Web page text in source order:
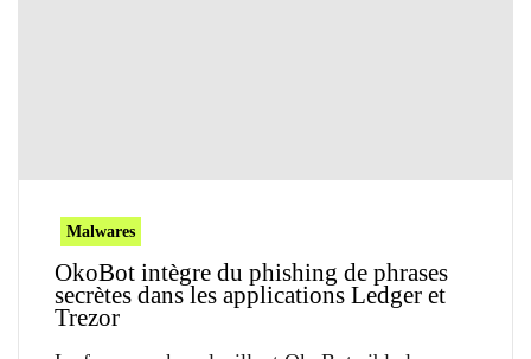
Malwares
OkoBot intègre du phishing de phrases
secrètes dans les applications Ledger et
Trezor